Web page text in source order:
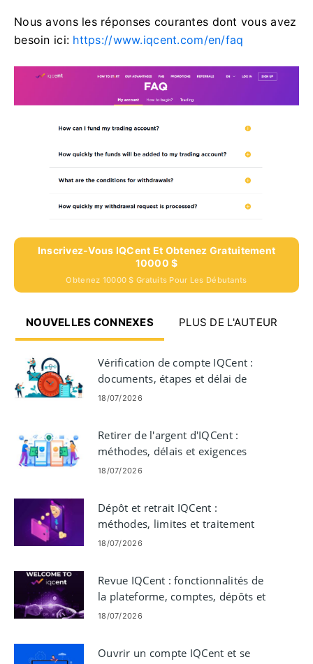
Nous avons les réponses courantes dont vous avez
besoin ici: https://www.iqcent.com/en/faq
Inscrivez-Vous IQCent Et Obtenez Gratuitement
10000 $
Obtenez 10000 $ Gratuits Pour Les Débutants
NOUVELLES CONNEXES PLUS DE L'AUTEUR
Vérification de compte IQCent :
documents, étapes et délai de
traitement
18/07/2026
Retirer de l'argent d'IQCent :
méthodes, délais et exigences
18/07/2026
Dépôt et retrait IQCent :
méthodes, limites et traitement
18/07/2026
Revue IQCent : fonctionnalités de
la plateforme, comptes, dépôts et
trading
18/07/2026
Ouvrir un compte IQCent et se